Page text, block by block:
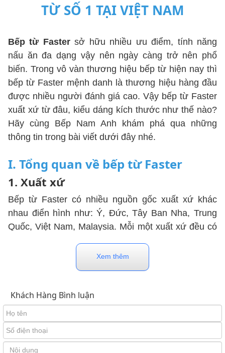
TỪ SỐ 1 TẠI VIỆT NAM
Bếp từ Fastersở hữu nhiều ưu điểm, tính năng
nấu ăn đa dạng vậy nên ngày càng trở nên phổ
biến. Trong vô vàn thương hiệu bếp từ hiện nay thì
bếp từ Faster mệnh danh là thương hiệu hàng đầu
được nhiều người đánh giá cao. Vậy bếp từ Faster
xuất xứ từ đâu, kiểu dáng kích thước như thế nào?
Hãy cùng Bếp Nam Anh khám phá qua những
thông tin trong bài viết dưới đây nhé.
I. Tổng quan về bếp từ Faster
1. Xuất xứ
Bếp từ Faster có nhiều nguồn gốc xuất xứ khác
nhau điển hình như: Ý, Đức, Tây Ban Nha, Trung
Quốc, Việt Nam, Malaysia. Mỗi một xuất xứ đều có
vậy người mua có thể tham khảo để đặt mua sản
phẩm chính hãng.
Xem thêm
Khách Hàng Bình luận